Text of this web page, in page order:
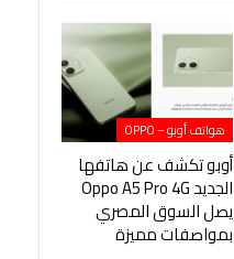
هواتف أوبو – OPPO
أوبو تكشف عن هاتفها
الجديد Oppo A5 Pro 4G
يصل السوق المصري
بمواصفات مميزة